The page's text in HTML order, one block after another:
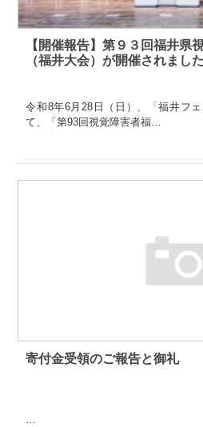
【開催報告】第９３回福井県
（福井大会）が開催されました
令和8年6月28日（日）、「福井フ
て、「第93回視覚障害者福…
寄付金受領のご報告と御礼
…